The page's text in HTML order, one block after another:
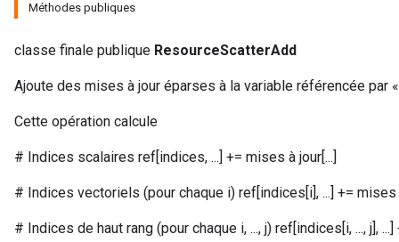
Méthodes publiques
classe finale publique ResourceScatterAdd
Ajoute des mises à jour éparses à la variable référencée par
Cette opération calcule
# Indices scalaires ref[indices, ...] += mises à jour[...]
# Indices vectoriels (pour chaque i) ref[indices[i], ...] += mises
# Indices de haut rang (pour chaque i, ..., j) ref[indices[i, ..., j], ...]